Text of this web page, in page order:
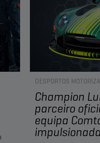
DESPORTOS
Champion
parceiro
equipa